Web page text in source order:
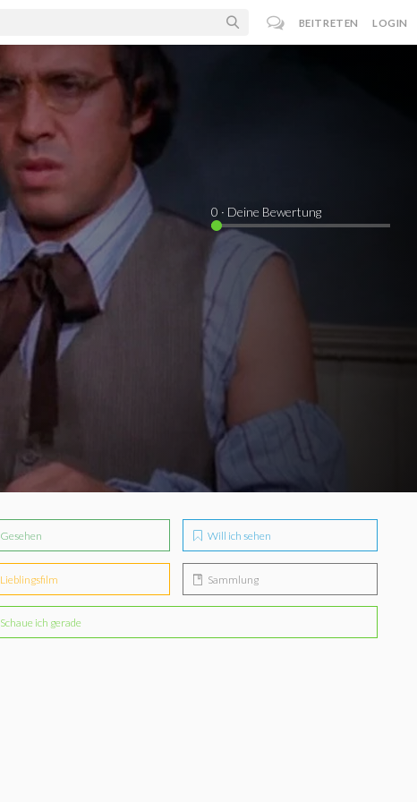
BEITRETEN LOGIN
0 · Deine Bewertung
Gesehen Will ich sehen
Lieblingsfilm Sammlung
Schaue ich gerade